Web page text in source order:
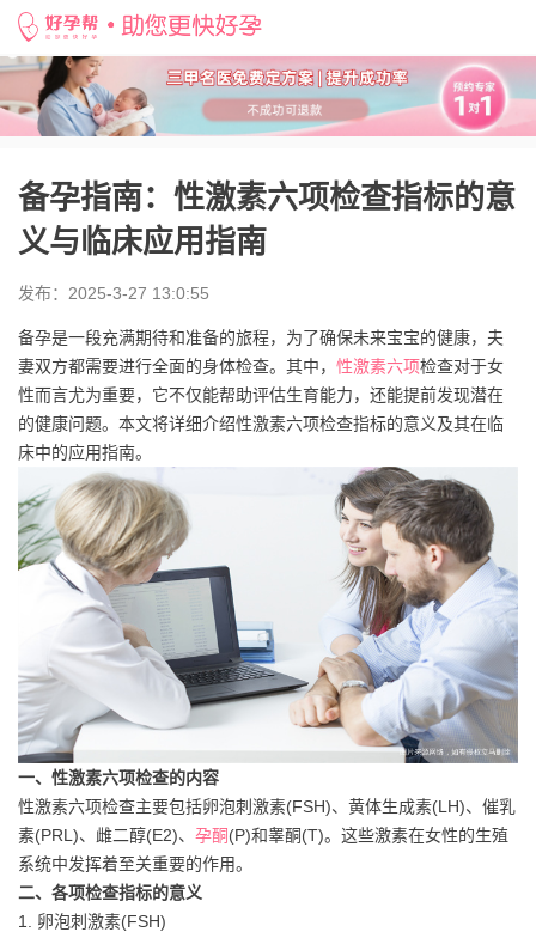
好孕帮 > 备孕知识 > 备孕指南：性激素六项检查指标的意义与临床应用指南
备孕指南：性激素六项检查指标的意
义与临床应用指南
发布：2025-3-27 13:0:55
备孕是一段充满期待和准备的旅程，为了确保未来宝宝的健康，夫
妻双方都需要进行全面的身体检查。其中， 性激素六项检查对于女
性而言尤为重要，它不仅能帮助评估生育能力，还能提前发现潜在
的健康问题。本文将详细介绍性激素六项检查指标的意义及其在临
床中的应用指南。
一、性激素六项检查的内容
性激素六项检查主要包括卵泡刺激素(FSH)、黄体生成素(LH)、催乳
素(PRL)、雌二醇(E2)、 孕酮(P)和睾酮(T)。这些激素在女性的生殖
系统中发挥着至关重要的作用。
二、各项检查指标的意义
1. 卵泡刺激素(FSH)